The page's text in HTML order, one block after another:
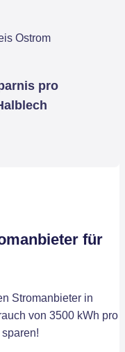
Ostrom
pro
für
Stromanbieter in
von 3500 kWh pro